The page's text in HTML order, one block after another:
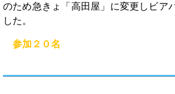
のため急きょ「高田屋」に変更しビア
した。
参加２０名